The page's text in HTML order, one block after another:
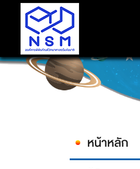
จัด“คาราวานวิ
หน้าหลัก